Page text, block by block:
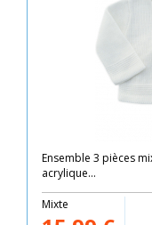
Ensemble 3 pièces
acrylique...
Mixte